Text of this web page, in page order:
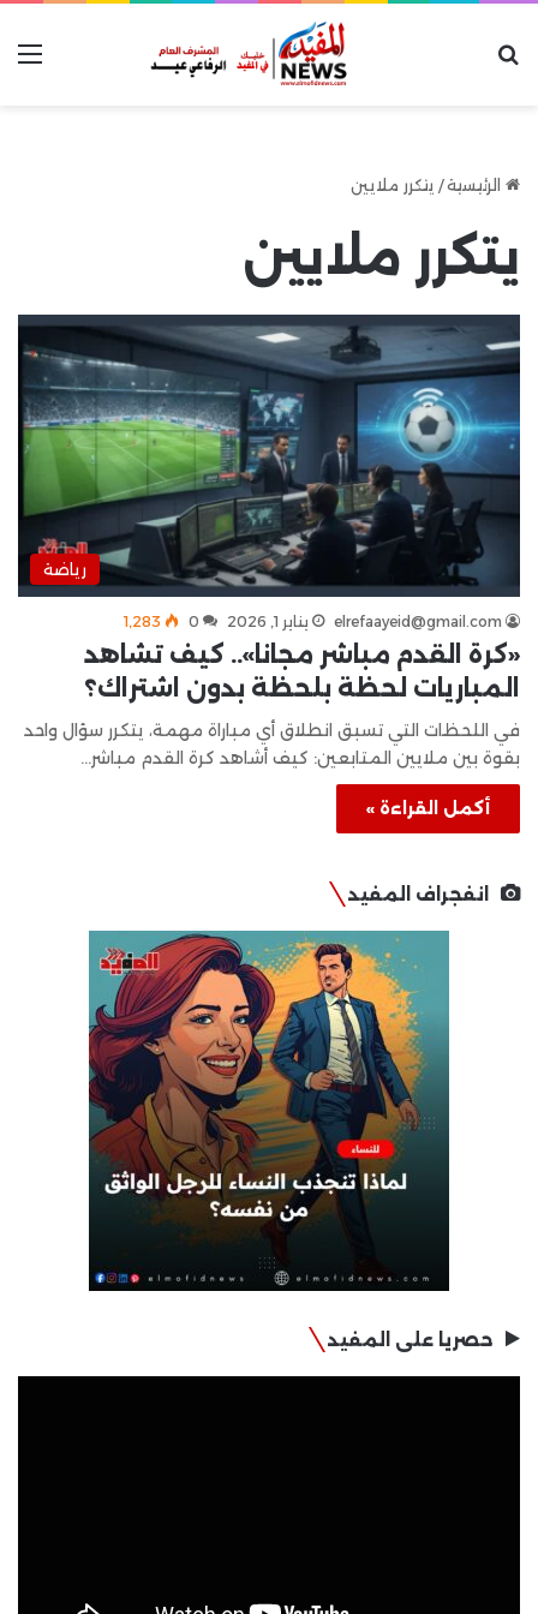
الرئيسية/ يتكرر ملايين
يتكرر ملايين
رياضة
elrefaayeid@gmail.com يناير 1, 2026 0 1٬283
«كرة القدم مباشر مجانا».. كيف تشاهد
المباريات لحظة بلحظة بدون اشتراك؟
في اللحظات التي تسبق انطلاق أي مباراة مهمة، يتكرر سؤال واحد
بقوة بين ملايين المتابعين: كيف أشاهد كرة القدم مباشر…
أكمل القراءة »
انفجراف المفيد
حصريا على المفيد